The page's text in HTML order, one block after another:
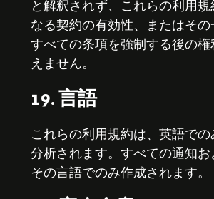
と解釈されず、これらの利用
なる契約の有効性、またはその
すべての条項を強制する後の権
えません。
19. 言語
これらの利用規約は、英語での
分析されます。すべての通知お
その言語でのみ作成されます。